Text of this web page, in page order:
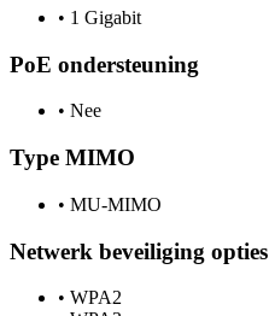
• 1 Gigabit
PoE ondersteuning
• Nee
Type MIMO
• MU-MIMO
Netwerk beveiliging opties
• WPA2